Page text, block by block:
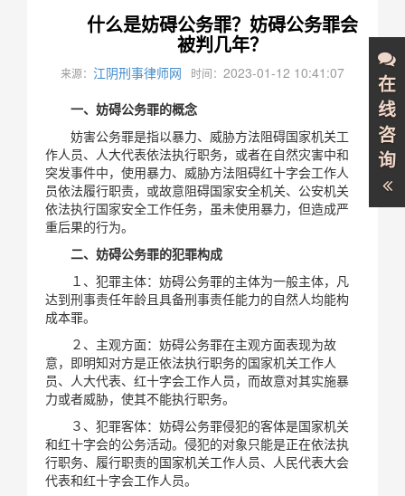
什么是妨碍公务罪？妨碍公务罪会
被判几年？
来源： 江阴刑事律师网 时间： 2023-01-12 10:41:07
一、妨碍公务罪的概念
妨害公务罪是指以暴力、威胁方法阻碍国家机关工
作人员、人大代表依法执行职务，或者在自然灾害中和
突发事件中，使用暴力、威胁方法阻碍红十字会工作人
员依法履行职责，或故意阻碍国家安全机关、公安机关
依法执行国家安全工作任务，虽未使用暴力，但造成严
重后果的行为。
二、妨碍公务罪的犯罪构成
１、犯罪主体：妨碍公务罪的主体为一般主体，凡
达到刑事责任年龄且具备刑事责任能力的自然人均能构
成本罪。
２、主观方面：妨碍公务罪在主观方面表现为故
意，即明知对方是正依法执行职务的国家机关工作人
员、人大代表、红十字会工作人员，而故意对其实施暴
力或者威胁，使其不能执行职务。
３、犯罪客体：妨碍公务罪侵犯的客体是国家机关
和红十字会的公务活动。侵犯的对象只能是正在依法执
行职务、履行职责的国家机关工作人员、人民代表大会
代表和红十字会工作人员。
在
线
咨
询